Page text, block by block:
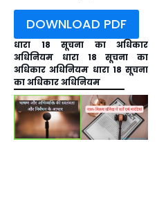
DOWNLOAD PDF
धारा 18 सूचना का अधिकार
अधिनियम धारा 18 सूचना का
अधिकार अधिनियम धारा 18 सूचना
का अधिकार अधिनियम